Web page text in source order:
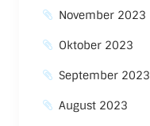
November 2023
Oktober 2023
September 2023
August 2023